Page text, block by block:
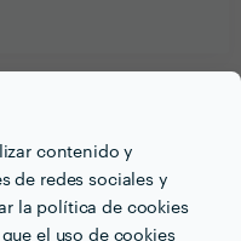
contenido y
de redes sociales y
la política de cookies
el uso de cookies